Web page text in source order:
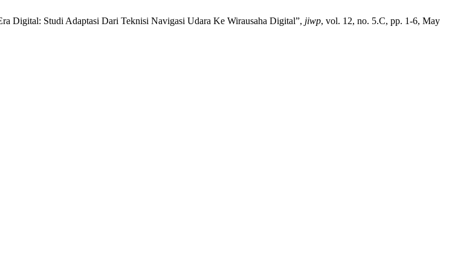
Digital: Studi Adaptasi Dari Teknisi Navigasi Udara Ke Wirausaha Digital”, jiwp, vol. 12, no. 5.C, pp. 1-6, May